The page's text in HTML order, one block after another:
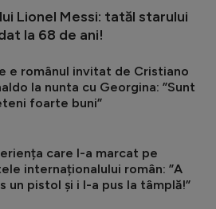
Lionel Messi: tatăl starului
la 68 de ani!
e românul invitat de Cristiano
la nunta cu Georgina: ”Sunt
foarte buni”
care l-a marcat pe
internaționalului român: ”A
un pistol și i l-a pus la tâmplă!”